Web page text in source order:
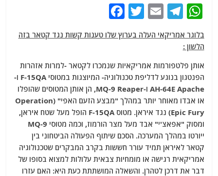
W
at
s
A
p
p
T
e
g
ra
m
E
m
ai
l
T
itt
er
a
c
e
b
o
o
k
בלוגר אמריקאי העלה בערוץ שלו טענות קשות נגד קטאר בזה
הלשון :
אותן פלטפורמות אמריקאיות שנמכרו לקטאר -למרות אזהרות
הפנטגון בנוגע לדליפת טכנולוגיה- המיוצגות במטוסי F-15QA ו-
AH-64E Apache ו-MQ-9 Reaper, הן אותן המטוסים שהופלו
או אבדו מאוחר יותר במהלך "מבצע הזעם האפי" (Operation
Epic Fury) נגד איראן.
מטוס F-15QA הופל מעל שטח איראן,
ומסוק "אפאצ'י" אבד מעל מצר הורמוז, וכמה מטוסי MQ-9
ייורטו במהלך המערכה. הסכם שיתוף הפעולה הביטחוני בין
קטאר לאיראן תמיד עורר חששות בקרב המבקרים שטכנולוגיה
אמריקאית רגישה או מומחיות צבאית עלולות למצוא בסופו של
דבר את דרכן לטהרן. והשאלה המושתתת כעת היא: האם עזרו